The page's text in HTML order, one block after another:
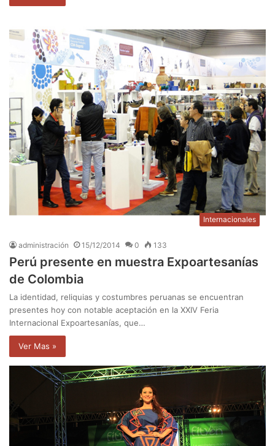
Internacionales
administración 15/12/2014 0 133
Perú presente en muestra Expoartesanías
de Colombia
La identidad, reliquias y costumbres peruanas se encuentran
presentes hoy con notable aceptación en la XXIV Feria
Internacional Expoartesanías, que…
Ver Mas »